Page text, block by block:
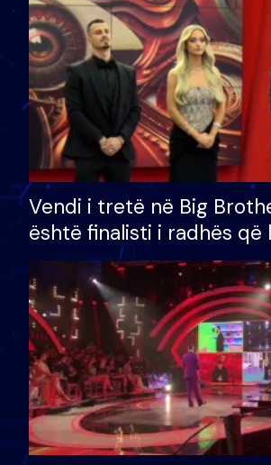
Vendi i tretë në Big
është finalisti i radhës që